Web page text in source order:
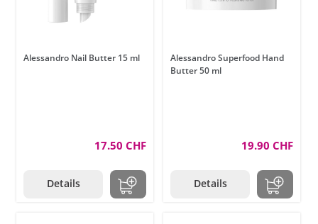
Alessandro Nail Butter 15 ml
17.50 CHF
Details
Alessandro Superfood Hand
Butter 50 ml
19.90 CHF
Details